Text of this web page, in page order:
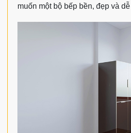
muốn một bộ bếp bền, đẹp và